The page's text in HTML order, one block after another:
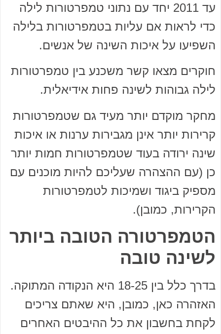
עד 2011 יחד עם נתוני טמפרטורות לילה
כדי לראות אם עליות בטמפרטורות בלילה
השפיעו על איכות השינה של אנשים.
חוקרים מצאו קשר משכנע בין טמפרטורות
לילה גבוהות לשינה פחות אידיאלית.
מחקר מוקדם יותר מעיד גם שטמפרטורות
קרירות יותר אינן מגבירות ערנות או איכות
שינה ירודה בעוד שטמפרטורות חמות יותר
כן (עם ההצהרה שעליכם להיות מוכנים עם
מספיק ביגוד ושמיכות לטמפרטורות
הקרירות, כמובן).
הטמפרטורה הטובה ביותר
לשינה טובה
בדרך כלל בין 18-25 היא הנקודה המתוקה.
האזהרה כאן, כמובן, היא שאתם צריכים
לקחת בחשבון את כל ההיבטים האחרים